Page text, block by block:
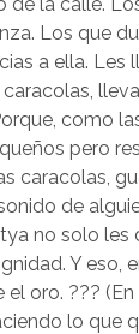
Los que
a ella. Les
como
pero
caracolas,
de
no solo les
Y eso,
el oro. ???
lo que